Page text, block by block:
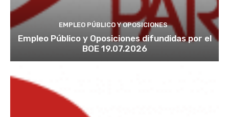
EMPLEO PÚBLICO Y OPOSICIONES
Empleo Público y Oposiciones difundidas por el
BOE 19.07.2026